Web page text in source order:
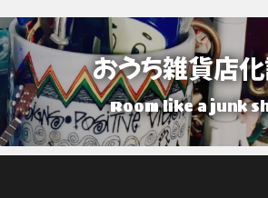
おうち雑貨店
Room like a junk